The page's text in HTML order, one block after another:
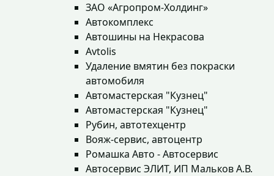
ЗАО «Агропром-Холдинг»
Автокомплекс
Автошины на Некрасова
Avtolis
Удаление вмятин без покраски
автомобиля
Автомастерская "Кузнец"
Автомастерская "Кузнец"
Рубин, автотехцентр
Вояж-сервис, автоцентр
Ромашка Авто - Автосервис
Автосервис ЭЛИТ, ИП Мальков А.В.